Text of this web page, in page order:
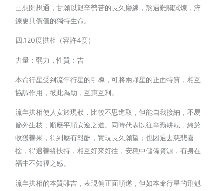
己想開想通，甘願以艱辛勞苦的長久磨練，熬過難關試煉，淬
鍊更具價值的獨特生命。
四.120度拱相（容許4度）
力量：弱力，性質：吉
本命行星受到流年行星的引導，可將兩顆星的正面特質，相互
協調作用，彼此為助，互惠互利。
流年拱相使人安於現狀，比較不思進取，但能自我接納，不易
節外生枝，順應平順安逸之道。同時代表以往辛勤耕耘，終於
收獲善果，得到應有報酬，實現長久願望；也因過去慈悲喜
捨，得遇善緣扶持，相互好來好往，安穩中儲備資源，有身在
福中不知福之感。
流年拱相的本質雖吉，表現偏正面順遂，但如本命行星的刑剋